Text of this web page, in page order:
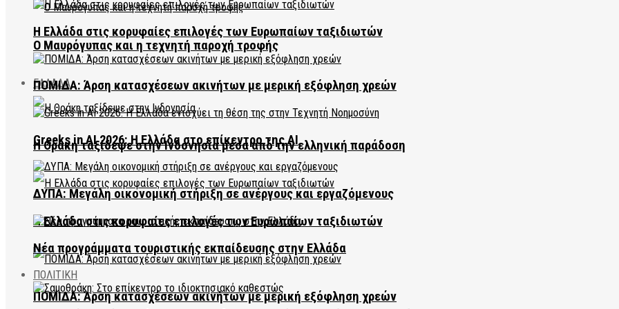
Ο Μαυρόγυπας και η τεχνητή παροχή τροφής
ΕΛΛΑΔΑ
Η Θράκη ταξίδεψε στην Ινδονησία μέσα από την ελληνική παράδοση
Η Ελλάδα στις κορυφαίες επιλογές των Ευρωπαίων ταξιδιωτών
ΠΟΜΙΔΑ: Άρση κατασχέσεων ακινήτων με μερική εξόφληση χρεών
Η Ελλάδα στις κορυφαίες επιλογές των Ευρωπαίων ταξιδιωτών
ΠΟΜΙΔΑ: Άρση κατασχέσεων ακινήτων με μερική εξόφληση χρεών
Greeks in AI 2026: Η Ελλάδα στο επίκεντρο της AI
ΔΥΠΑ: Μεγάλη οικονομική στήριξη σε ανέργους και εργαζόμενους
Νέα προγράμματα τουριστικής εκπαίδευσης στην Ελλάδα
ΠΟΛΙΤΙΚΗ